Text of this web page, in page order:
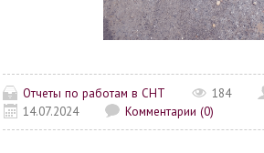
Отчеты по работам в СНТ 184
14.07.2024
Комментарии (0)